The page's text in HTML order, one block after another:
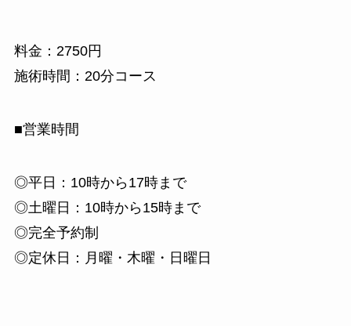
料金：2750円
施術時間：20分コース
■営業時間
◎平日：10時から17時まで
◎土曜日：10時から15時まで
◎完全予約制
◎定休日：月曜・木曜・日曜日